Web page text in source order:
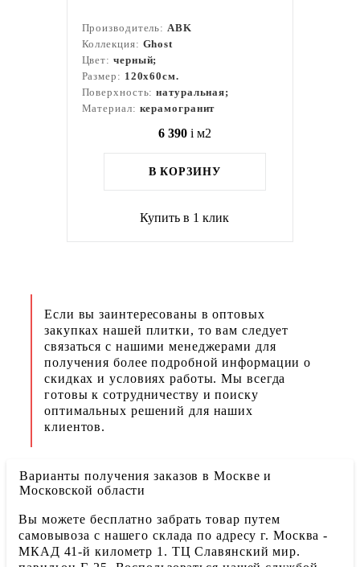
Производитель:ABK
Коллекция: Ghost
Цвет: черный;
Размер: 120x60см.
Поверхность:натуральная;
Материал: керамогранит
6 390 i м2
В КОРЗИНУ
Купить в 1 клик
Если вы заинтересованы в оптовых
закупках нашей плитки, то вам следует
связаться с нашими менеджерами для
получения более подробной информации о
скидках и условиях работы. Мы всегда
готовы к сотрудничеству и поиску
оптимальных решений для наших
клиентов.
Варианты получения заказов в Москве и
Московской области
Вы можете бесплатно забрать товар путем
самовывоза с нашего склада по адресу г. Москва -
МКАД 41-й километр 1. ТЦ Славянский мир.